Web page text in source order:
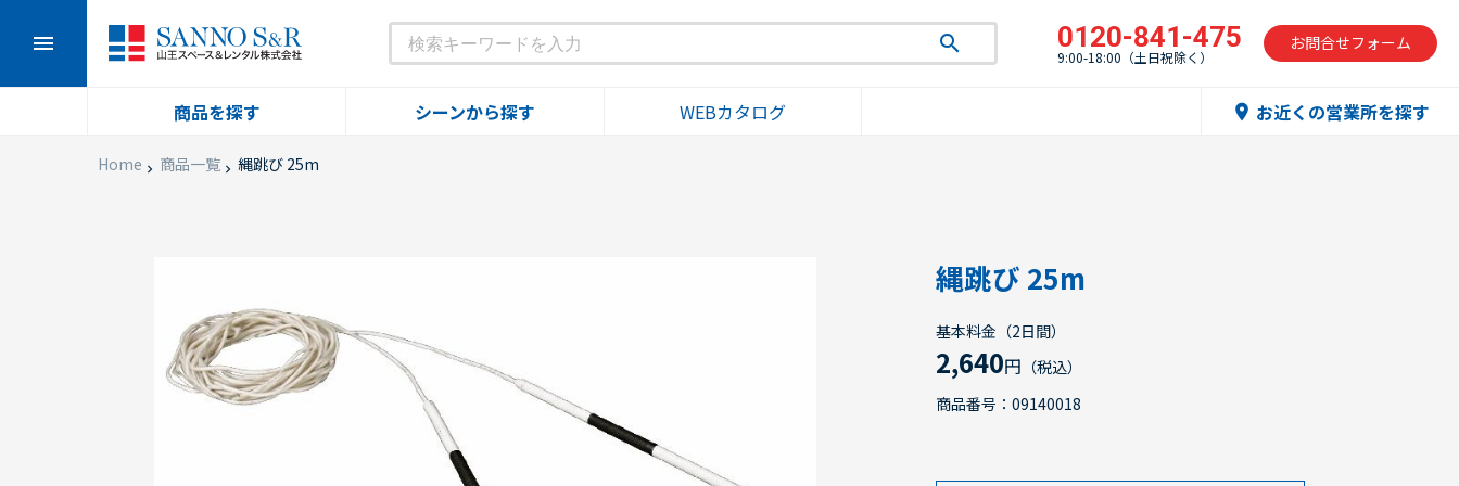
search 0120-841-475
9:00-18:00（土日祝除く）
お問合せフォーム
menu
商品を探す シーンから探す WEBカタログ location_on お近くの営業所を探す
Home 商品一覧 縄跳び 25m
縄跳び 25m
基本料金（2日間）
2,640円 （税込）
商品番号：09140018